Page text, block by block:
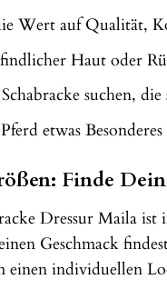
Wert auf Qualität,
Haut oder
suchen,
etwas
Finde
Dressur Maila
Geschmack
einen individuellen